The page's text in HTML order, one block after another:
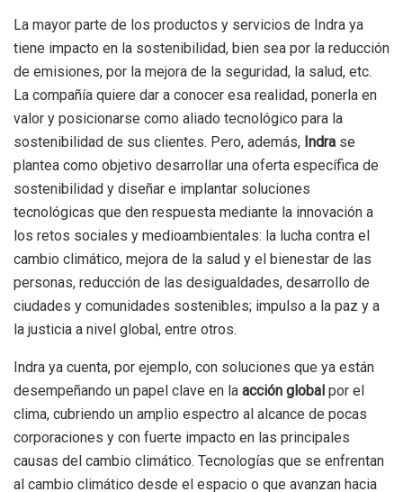
La mayor parte de los productos y servicios de Indra ya
tiene impacto en la sostenibilidad, bien sea por la reducción
de emisiones, por la mejora de la seguridad, la salud, etc.
La compañía quiere dar a conocer esa realidad, ponerla en
valor y posicionarse como aliado tecnológico para la
sostenibilidad de sus clientes. Pero, además, Indra se
plantea como objetivo desarrollar una oferta específica de
sostenibilidad y diseñar e implantar soluciones
tecnológicas que den respuesta mediante la innovación a
los retos sociales y medioambientales: la lucha contra el
cambio climático, mejora de la salud y el bienestar de las
personas, reducción de las desigualdades, desarrollo de
ciudades y comunidades sostenibles; impulso a la paz y a
la justicia a nivel global, entre otros.
Indra ya cuenta, por ejemplo, con soluciones que ya están
desempeñando un papel clave en la acción global por el
clima, cubriendo un amplio espectro al alcance de pocas
corporaciones y con fuerte impacto en las principales
causas del cambio climático. Tecnologías que se enfrentan
al cambio climático desde el espacio o que avanzan hacia